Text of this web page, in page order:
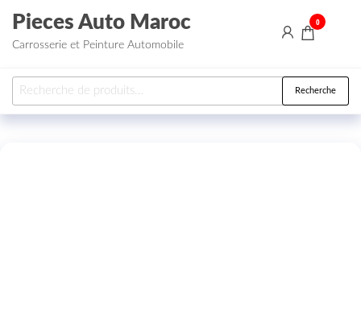
Aller au contenu
Pieces Auto Maroc
Carrosserie et Peinture Automobile
0
Recherche pour : Recherche